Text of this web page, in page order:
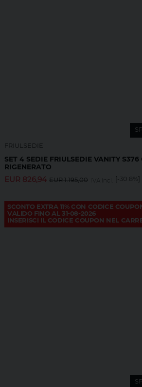
FRIULSEDIE
SET 4 SEDIE FRIULSEDIE VANITY S376
RIGENERATO
EUR 826,94 EUR1.195,00 IVA incl. [-30.8%]
SCONTO EXTRA 11% CON CODICE
VALIDO FINO AL 31-08-2026
INSERISCI IL CODICE COUPON NEL